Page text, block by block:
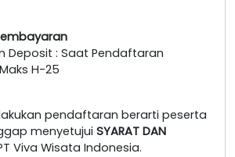
Deposit : Saat Pendaftaran
H-25
pendaftaran berarti peserta
menyetujui SYARAT DAN
Viva Wisata Indonesia.